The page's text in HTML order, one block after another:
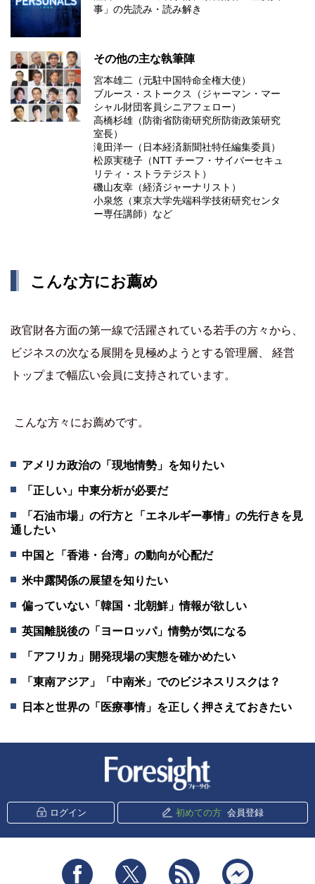
事」の先読み・読み解き
その他の主な執筆陣
宮本雄二（元駐中国特命全権大使）
ブルース・ストークス（ジャーマン・マー
シャル財団客員シニアフェロー）
高橋杉雄（防衛省防衛研究所防衛政策研究
室長）
滝田洋一（日本経済新聞社特任編集委員）
松原実穂子（NTT チーフ・サイバーセキュ
リティ・ストラテジスト）
磯山友幸（経済ジャーナリスト）
小泉悠（東京大学先端科学技術研究センタ
ー専任講師）など
こんな方にお薦め
政官財各方面の第一線で活躍されている若手の方々から、
ビジネスの次なる展開を見極めようとする管理層、 経営
トップまで幅広い会員に支持されています。
こんな方々にお薦めです。
アメリカ政治の「現地情勢」を知りたい
「正しい」中東分析が必要だ
「石油市場」の行方と「エネルギー事情」の先行きを見
通したい
中国と「香港・台湾」の動向が心配だ
米中露関係の展望を知りたい
偏っていない「韓国・北朝鮮」情報が欲しい
英国離脱後の「ヨーロッパ」情勢が気になる
「アフリカ」開発現場の実態を確かめたい
「東南アジア」「中南米」でのビジネスリスクは？
日本と世界の「医療事情」を正しく押さえておきたい
ログイン 初めての方 会員登録
Facebook Twitter RSS